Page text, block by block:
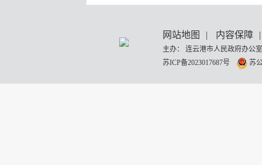
网站地图 | 内容保障 |
主办： 连云港市人民政府办
苏ICP备2023017687号
苏